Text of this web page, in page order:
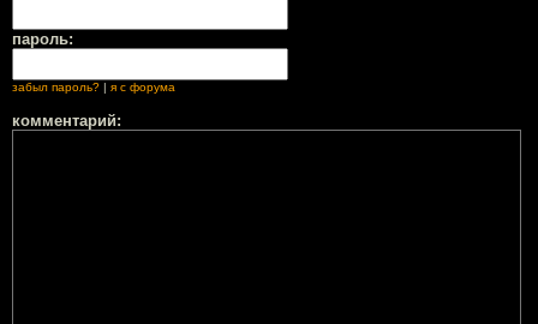
пароль:
забыл пароль? я с форума
комментарий: